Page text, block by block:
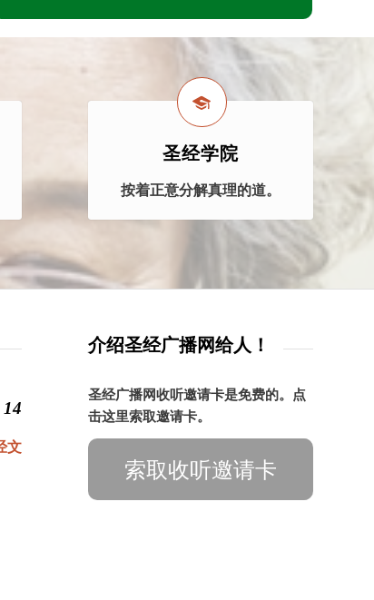
圣经学院
按着正意分解真理的道。
文
介绍圣经广播网给人！
圣经广播网收听邀请卡是免费的。点
击这里索取邀请卡。
索取收听邀请卡